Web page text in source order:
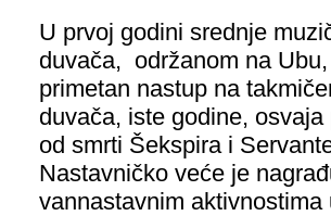
U prvoj godini srednje
duvača, održanom na
primetan nastup na
duvača, iste godine,
od smrti Šekspira i
Nastavničko veće je
vannastavnim